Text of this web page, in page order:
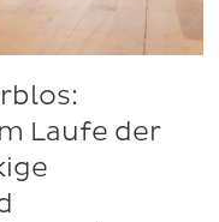
Laufe der